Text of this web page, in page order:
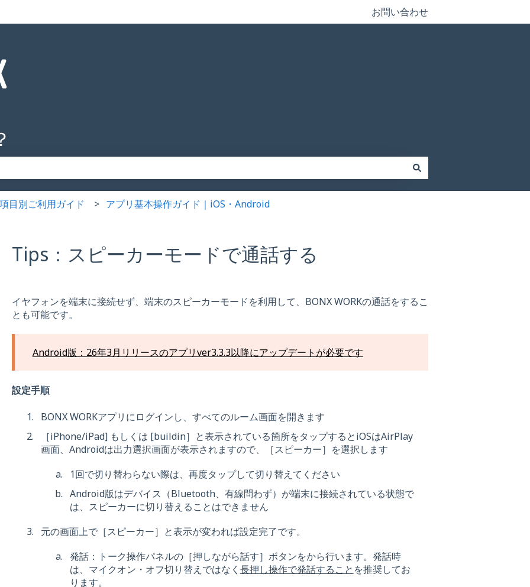
お問い合わせ
目別ご利用ガイド アプリ基本操作ガイド｜iOS・Android
Tips：スピーカーモードで通話する
イヤフォンを端末に接続せず、端末のスピーカーモードを利用して、BONX WORKの通話をするこ
とも可能です。
Android版：26年3月リリースのアプリver3.3.3以降にアップデートが必要です
設定手順
BONX WORKアプリにログインし、すべてのルーム画面を開きます
［iPhone/iPad] もしくは [buildin］と表示されている箇所をタップするとiOSはAirPlay
画面、Androidは出力選択画面が表示されますので、［スピーカー］を選択します
1回で切り替わらない際は、再度タップして切り替えてください
Android版はデバイス（Bluetooth、有線問わず）が端末に接続されている状態で
は、スピーカーに切り替えることはできません
元の画面上で［スピーカー］と表示が変われば設定完了です。
発話：トーク操作パネルの［押しながら話す］ボタンをから行います。発話時
は、マイクオン・オフ切り替えではなく 長押し操作で発話すること を推奨してお
ります。